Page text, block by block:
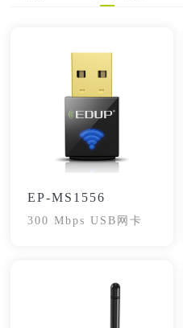
EP-MS1556
300 Mbps USB网卡